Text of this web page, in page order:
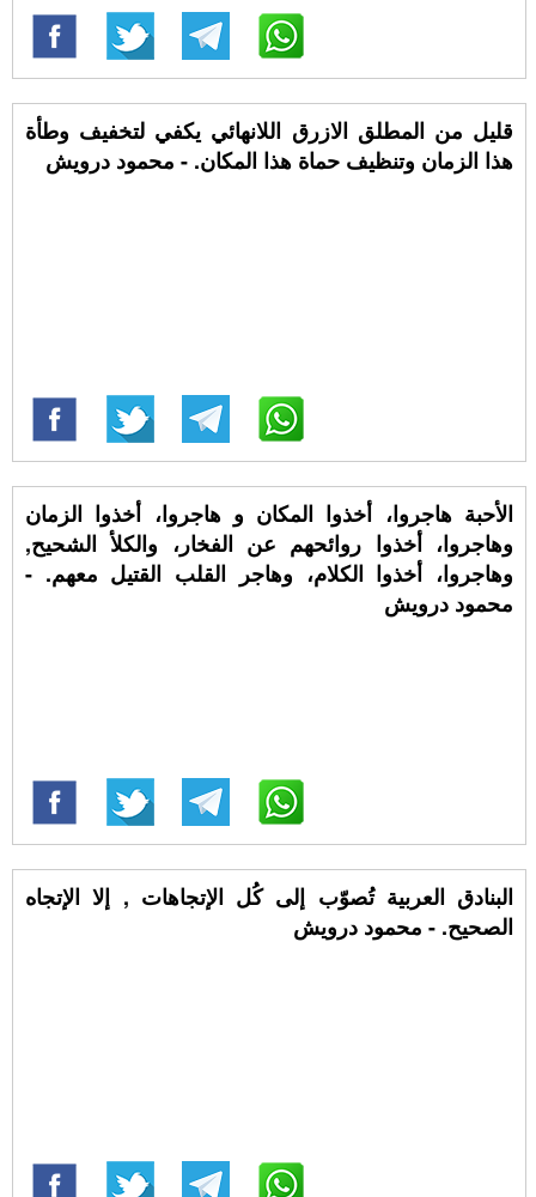
قليل من المطلق الازرق اللانهائي يكفي لتخفيف وطأة
هذا الزمان وتنظيف حماة هذا المكان. - محمود درويش
الأحبة هاجروا، أخذوا المكان و هاجروا، أخذوا الزمان
وهاجروا، أخذوا روائحهم عن الفخار، والكلأ الشحيح,
وهاجروا، أخذوا الكلام، وهاجر القلب القتيل معهم. -
محمود درويش
البنادق العربية تُصوّب إلى كُل الإتجاهات , إلا الإتجاه
الصحيح. - محمود درويش